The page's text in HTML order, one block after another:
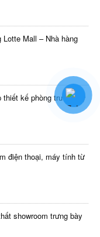
Mall – Nhà hàng
kế phòng trưng bày
điện thoại, máy tính từ
showroom trưng bày